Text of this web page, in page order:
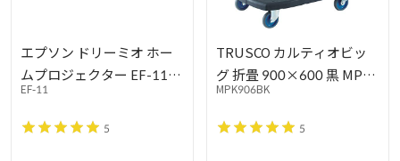
エプソン ドリーミオ ホー
ムプロジェクター EF-11
Full HD 1000lm コンパク
トモデル
EF-11
5
TRUSCO カルティオビッ
グ 折畳 900×600 黒 MPK-
906-BK 台車 折りたたみ 軽
量 静か 静音
MPK906BK
5